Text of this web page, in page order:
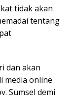
tidak akan
tentang
dan akan
media online
Sumsel demi